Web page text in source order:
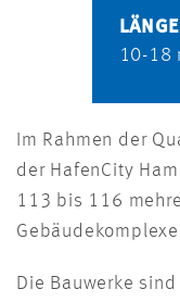
10-18
Im Rahmen der
der HafenCity
113 bis 116
Die Bauwerke